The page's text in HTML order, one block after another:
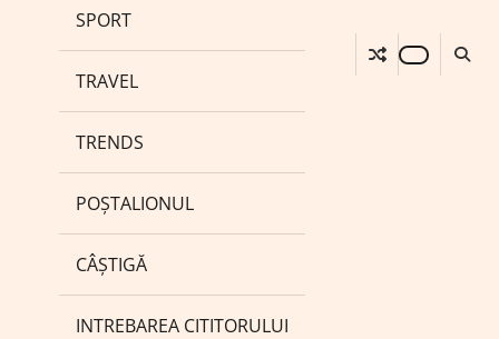
SPORT
TRAVEL
TRENDS
POȘTALIONUL
CÂȘTIGĂ
INTREBAREA CITITORULUI